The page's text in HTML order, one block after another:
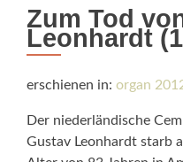
Zum Tod
Leonhardt
erschienen in: organ
Der niederländische
Gustav Leonhardt starb